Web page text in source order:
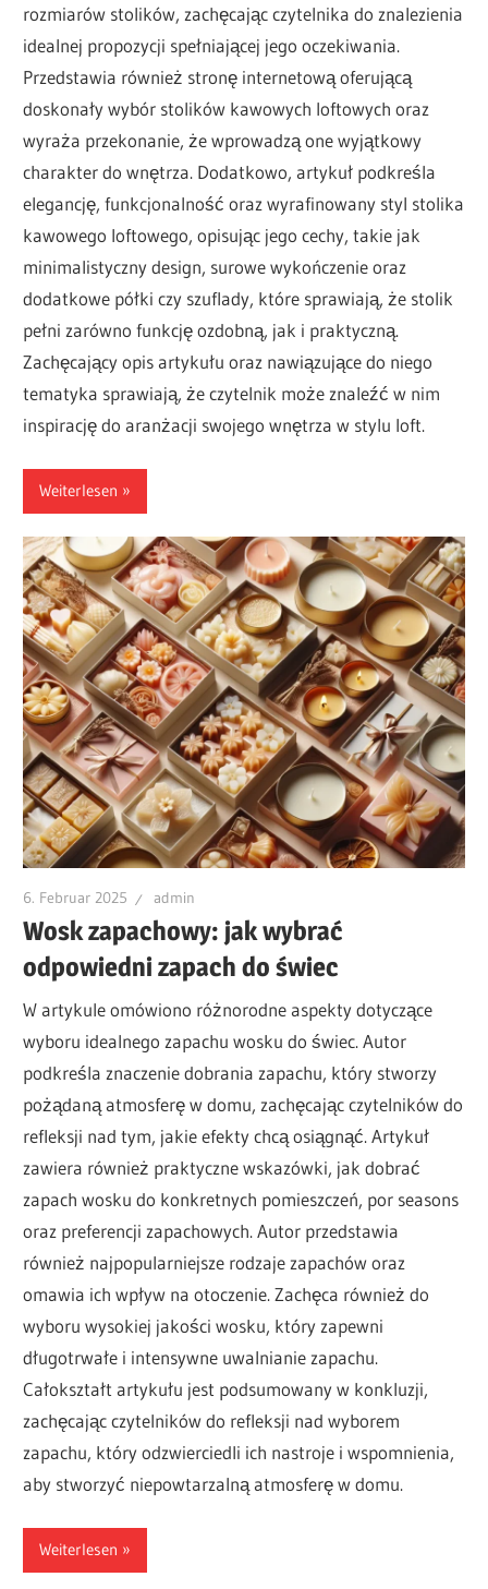
rozmiarów stolików, zachęcając czytelnika do znalezienia
idealnej propozycji spełniającej jego oczekiwania.
Przedstawia również stronę internetową oferującą
doskonały wybór stolików kawowych loftowych oraz
wyraża przekonanie, że wprowadzą one wyjątkowy
charakter do wnętrza. Dodatkowo, artykuł podkreśla
elegancję, funkcjonalność oraz wyrafinowany styl stolika
kawowego loftowego, opisując jego cechy, takie jak
minimalistyczny design, surowe wykończenie oraz
dodatkowe półki czy szuflady, które sprawiają, że stolik
pełni zarówno funkcję ozdobną, jak i praktyczną.
Zachęcający opis artykułu oraz nawiązujące do niego
tematyka sprawiają, że czytelnik może znaleźć w nim
inspirację do aranżacji swojego wnętrza w stylu loft.
Weiterlesen
6. Februar 2025 admin
Wosk zapachowy: jak wybrać
odpowiedni zapach do świec
W artykule omówiono różnorodne aspekty dotyczące
wyboru idealnego zapachu wosku do świec. Autor
podkreśla znaczenie dobrania zapachu, który stworzy
pożądaną atmosferę w domu, zachęcając czytelników do
refleksji nad tym, jakie efekty chcą osiągnąć. Artykuł
zawiera również praktyczne wskazówki, jak dobrać
zapach wosku do konkretnych pomieszczeń, por seasons
oraz preferencji zapachowych. Autor przedstawia
również najpopularniejsze rodzaje zapachów oraz
omawia ich wpływ na otoczenie. Zachęca również do
wyboru wysokiej jakości wosku, który zapewni
długotrwałe i intensywne uwalnianie zapachu.
Całokształt artykułu jest podsumowany w konkluzji,
zachęcając czytelników do refleksji nad wyborem
zapachu, który odzwierciedli ich nastroje i wspomnienia,
aby stworzyć niepowtarzalną atmosferę w domu.
Weiterlesen